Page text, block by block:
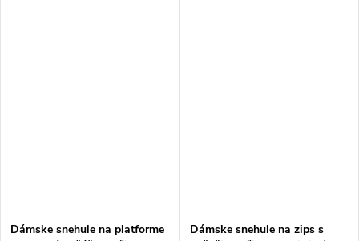
Dámske snehule na platforme
Dámske snehule na zips s